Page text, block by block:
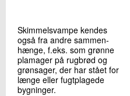
Skriv til mig
Skimmelsvampe kendes
også fra andre sammen­
hænge, f.eks. som grøn­ne
plamager på rugbrød og
grønsager, der har stået for
længe eller fugtplagede
bygninger.